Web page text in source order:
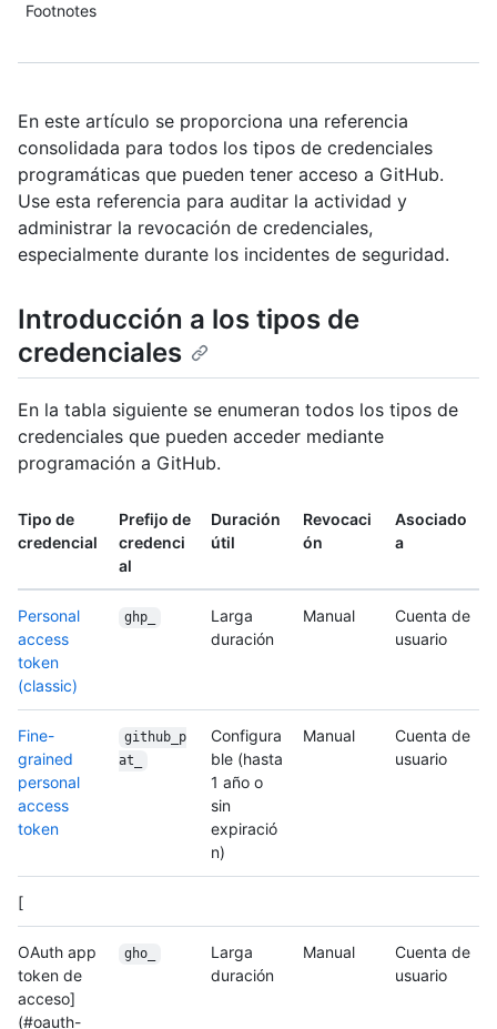
Footnotes
En este artículo se proporciona una referencia
consolidada para todos los tipos de credenciales
programáticas que pueden tener acceso a GitHub.
Use esta referencia para auditar la actividad y
administrar la revocación de credenciales,
especialmente durante los incidentes de seguridad.
Introducción a los tipos de
credenciales
En la tabla siguiente se enumeran todos los tipos de
credenciales que pueden acceder mediante
programación a GitHub.
Tipo de
credencial
Prefijo de
credenci
al
Duración
útil
Revocaci
ón
Asociado
a
Personal
access
token
(classic)
ghp_
Larga
duración
Manual
Cuenta de
usuario
Fine-
grained
personal
access
token
github_p
at_
Configura
ble (hasta
1 año o
sin
expiració
n)
Manual
Cuenta de
usuario
[
OAuth app
token de
acceso]
(#oauth-
gho_
Larga
duración
Manual
Cuenta de
usuario